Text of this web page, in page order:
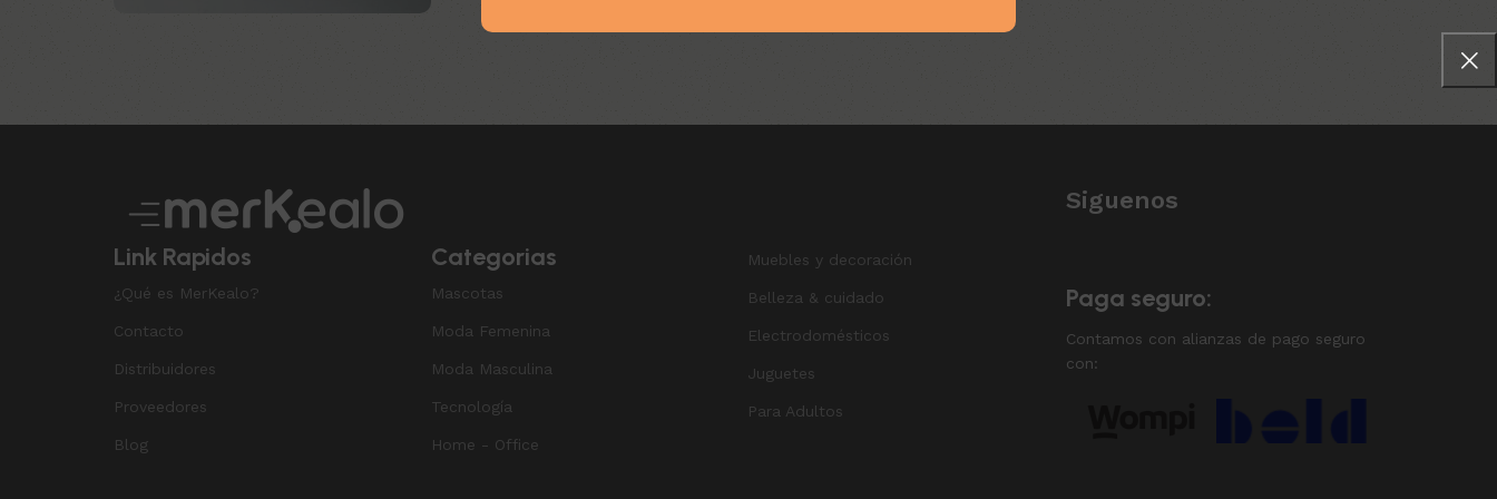
Link Rapidos
¿Qué es MerKealo?
Contacto
Distribuidores
Proveedores
Blog
Categorias
Mascotas
Moda Femenina
Moda Masculina
Tecnología
Home - Office
Muebles y decoración
Belleza & cuidado
Electrodomésticos
Juguetes
Para Adultos
Siguenos
Paga seguro:
Contamos con alianzas de pago seguro
con: